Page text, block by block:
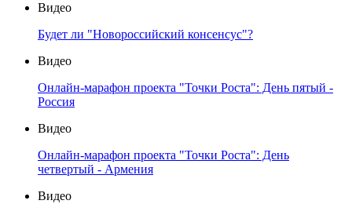
Видео
Будет ли "Новороссийский консенсус"?
Видео
Онлайн-марафон проекта "Точки Роста": День пятый -
Россия
Видео
Онлайн-марафон проекта "Точки Роста": День
четвертый - Армения
Видео